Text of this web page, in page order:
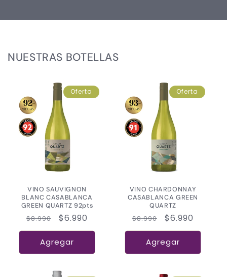
NUESTRAS BOTELLAS
Oferta
VINO SAUVIGNON
BLANC CASABLANCA
GREEN QUARTZ 92pts
Precio
habitual
$8.990
Precio
de
oferta
$6.990
Agregar
Oferta
VINO CHARDONNAY
CASABLANCA GREEN
QUARTZ
Precio
habitual
$8.990
Precio
de
oferta
$6.990
Agregar